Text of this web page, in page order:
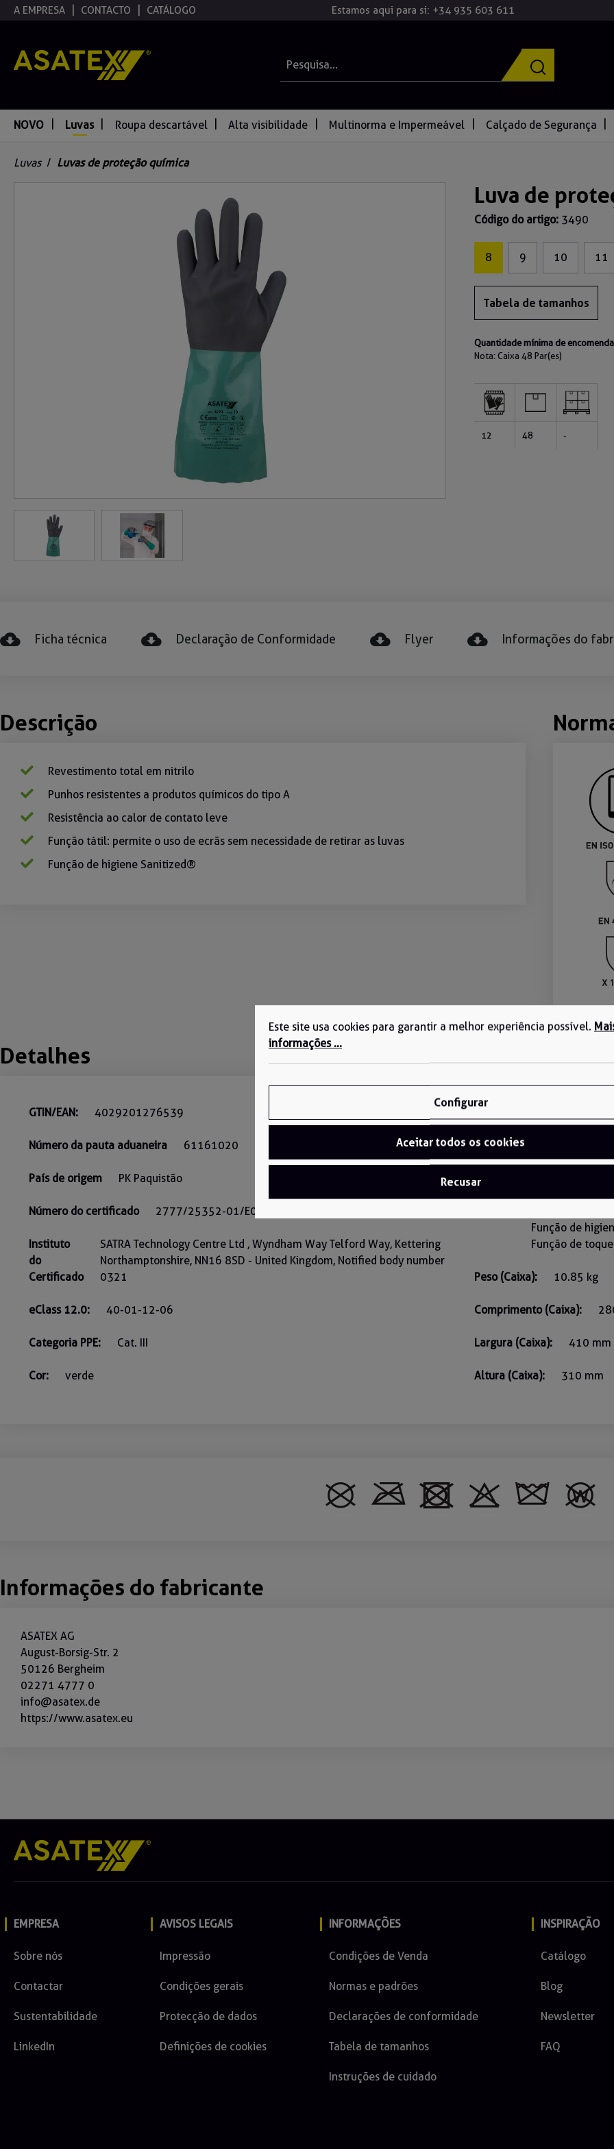
Saltar para a navegação principal
A EMPRESA CONTACTO CATÁLOGO Estamos aqui para si: +34 935 603 611
NOVO Luvas Roupa descartável Alta visibilidade Multinorma e Impermeável Calçado de Segurança
Luvas / Luvas de proteção química
Luva de
Código do artigo: 3490
8 9 10 11
Tabela de tamanhos
Quantidade mínima de
Nota: Caixa 48 Par(es)
12 48 -
Ficha técnica Declaração de Conformidade Flyer Informações do
Descrição
Revestimento total em nitrilo
Punhos resistentes a produtos químicos do tipo A
Resistência ao calor de contato leve
Função tátil: permite o uso de ecrãs sem necessidade de retirar as luvas
Função de higiene Sanitized®
Detalhes
GTIN/EAN: 4029201276539
Número da pauta aduaneira 61161020
País de origem PK Paquistão
Número do certificado 2777/25352-01/E05-01
Instituto
do
Certificado
SATRA Technology Centre Ltd , Wyndham Way Telford Way, Kettering
Northamptonshire, NN16 8SD - United Kingdom, Notified body number
0321
eClass 12.0: 40-01-12-06
Categoria PPE: Cat. III
Cor: verde
Normas:
EN 407:2020
Função de
Função de toque
Peso (Caixa): 10.85 kg
Comprimento (Caixa):
Largura (Caixa): 410 mm
Altura (Caixa): 310 mm
Informações do fabricante
ASATEX AG
August-Borsig-Str. 2
50126 Bergheim
02271 4777 0
info@asatex.de
https://www.asatex.eu
EMPRESA
Sobre nós
Contactar
Sustentabilidade
LinkedIn
AVISOS LEGAIS
Impressão
Condições gerais
Protecção de dados
Definições de cookies
INFORMAÇÕES
Condições de Venda
Normas e padrões
Declarações de conformidade
Tabela de tamanhos
Instruções de cuidado
INSPIRAÇÃO
Catálogo
Blog
Newsletter
FAQ
Este site usa cookies para garantir a melhor experiência possível.
informações ...
Configurar
Aceitar todos os cookies
Recusar